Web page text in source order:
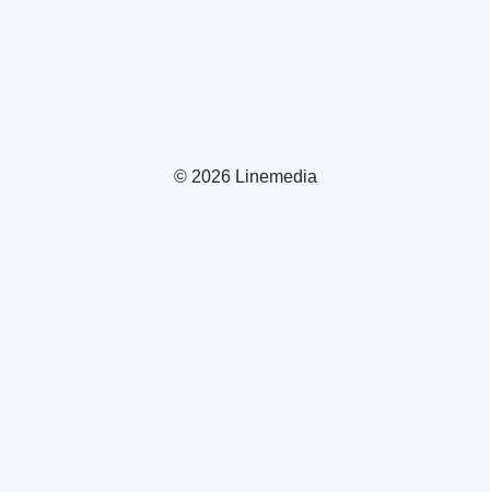
© 2026 Linemedia